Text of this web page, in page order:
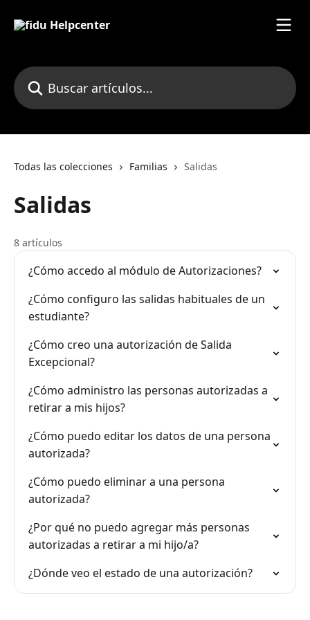
Buscar artículos...
Todas las colecciones Familias Salidas
Salidas
8 artículos
¿Cómo accedo al módulo de Autorizaciones?
¿Cómo configuro las salidas habituales de un
estudiante?
¿Cómo creo una autorización de Salida
Excepcional?
¿Cómo administro las personas autorizadas a
retirar a mis hijos?
¿Cómo puedo editar los datos de una persona
autorizada?
¿Cómo puedo eliminar a una persona
autorizada?
¿Por qué no puedo agregar más personas
autorizadas a retirar a mi hijo/a?
¿Dónde veo el estado de una autorización?